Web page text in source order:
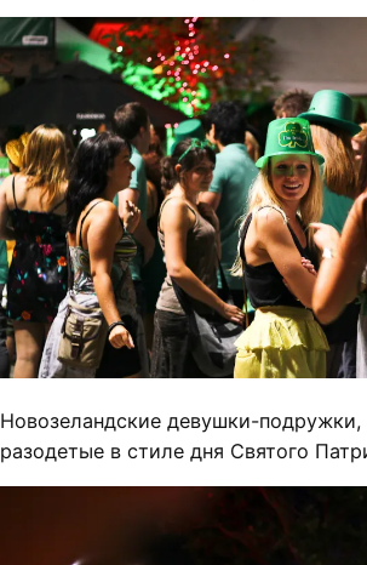
Новозеландские девушки-
разодетые в стиле дня Святого